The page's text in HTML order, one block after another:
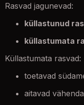
Rasvad jagunevad:
küllastunud
küllastumata
Küllastumata rasvad:
toetavad
aitavad